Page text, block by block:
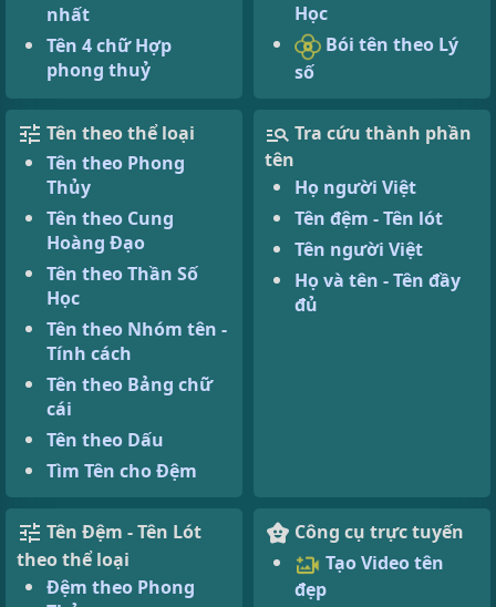
nhất
Tên 4 chữ Hợp
phong thuỷ
Học
Bói tên theo Lý
số
Tên theo thể loại
Tên theo Phong
Thủy
Tên theo Cung
Hoàng Đạo
Tên theo Thần Số
Học
Tên theo Nhóm tên -
Tính cách
Tên theo Bảng chữ
cái
Tên theo Dấu
Tìm Tên cho Đệm
Tra cứu thành phần
tên
Họ người Việt
Tên đệm - Tên lót
Tên người Việt
Họ và tên - Tên đầy
đủ
Tên Đệm - Tên Lót
theo thể loại
Đệm theo Phong
Công cụ trực tuyến
Tạo Video tên
đẹp